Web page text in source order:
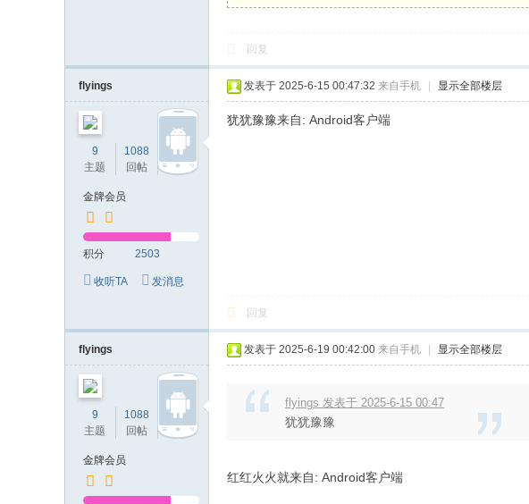
回复
flyings
9
主题
1088
回帖
2503
积分
金牌会员
积分 2503
收听TA 发消息
发表于 2025-6-15 00:47:32 来自手机 显示全部楼层
犹犹豫豫来自: Android客户端
回复
flyings
9
主题
1088
回帖
2503
积分
金牌会员
发表于 2025-6-19 00:42:00 来自手机 显示全部楼层
flyings 发表于 2025-6-15 00:47
犹犹豫豫
红红火火就来自: Android客户端